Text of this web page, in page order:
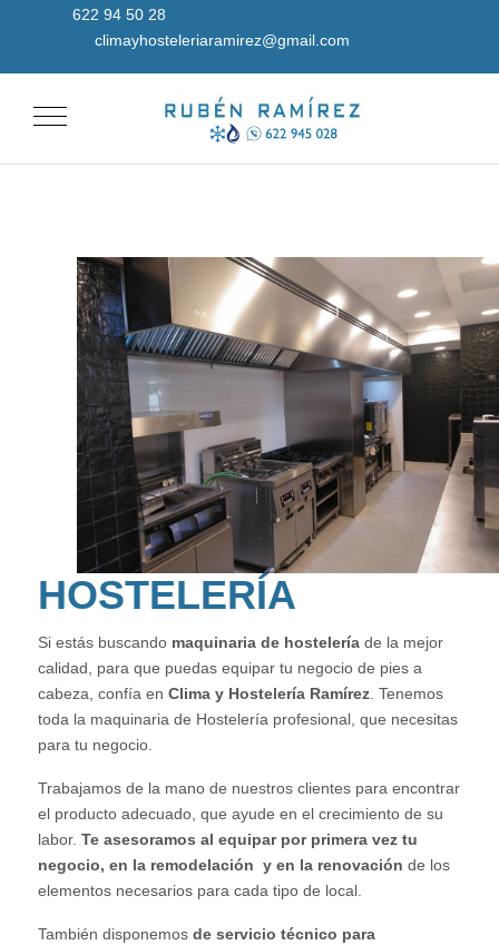
622 94 50 28
climayhosteleriaramirez@gmail.com
Mobile Menu Toggle
HOSTELERÍA
Si estás buscando maquinaria de hostelería de la mejor
calidad, para que puedas equipar tu negocio de pies a
cabeza, confía enClima y Hostelería Ramírez . Tenemos
toda la maquinaria de Hostelería profesional, que necesitas
para tu negocio.
Trabajamos de la mano de nuestros clientes para encontrar
el producto adecuado, que ayude en el crecimiento de su
labor.Te asesoramos al equipar por primera vez tu
negocio, en la remodelación y en la renovación de los
elementos necesarios para cada tipo de local.
También disponemosde servicio técnico para